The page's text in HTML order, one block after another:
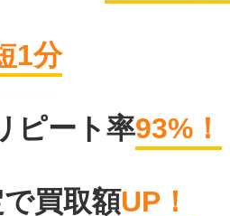
1分
ピート率93%！
買取額UP！